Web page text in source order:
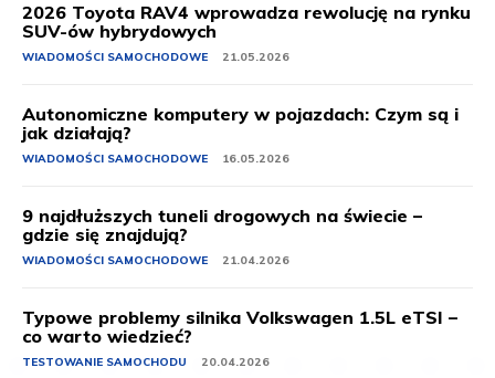
2026 Toyota RAV4 wprowadza rewolucję na rynku
SUV-ów hybrydowych
WIADOMOŚCI SAMOCHODOWE 21.05.2026
Autonomiczne komputery w pojazdach: Czym są i
jak działają?
WIADOMOŚCI SAMOCHODOWE 16.05.2026
9 najdłuższych tuneli drogowych na świecie –
gdzie się znajdują?
WIADOMOŚCI SAMOCHODOWE 21.04.2026
Typowe problemy silnika Volkswagen 1.5L eTSI –
co warto wiedzieć?
TESTOWANIE SAMOCHODU 20.04.2026